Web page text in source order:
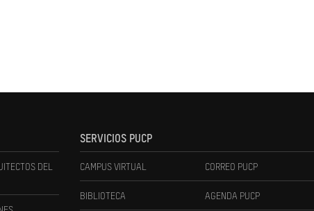
DEL
SERVICIOS PUCP
CAMPUS VIRTUAL CORREO PUCP
BIBLIOTECA AGENDA PUCP